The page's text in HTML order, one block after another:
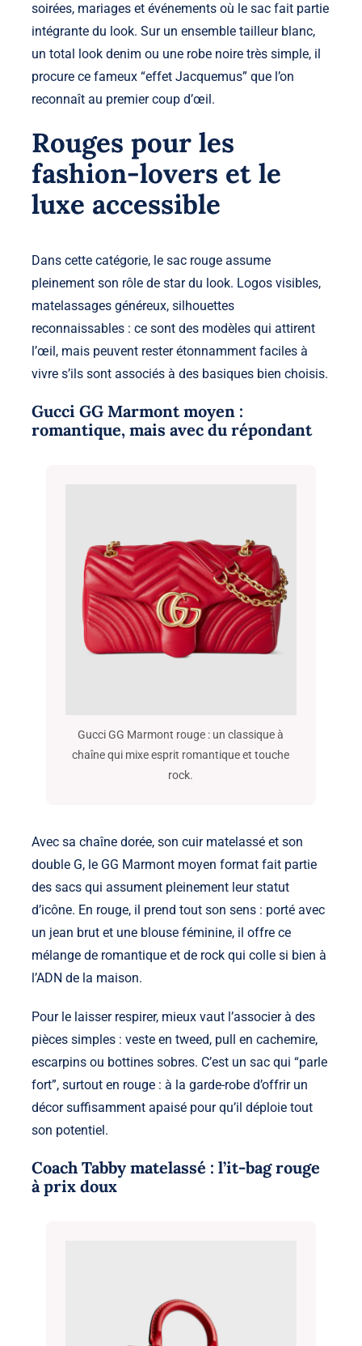
soirées, mariages et événements où le sac fait partie
intégrante du look. Sur un ensemble tailleur blanc,
un total look denim ou une robe noire très simple, il
procure ce fameux “effet Jacquemus” que l’on
reconnaît au premier coup d’œil.
Rouges pour les
fashion-lovers et le
luxe accessible
Dans cette catégorie, le sac rouge assume
pleinement son rôle de star du look. Logos visibles,
matelassages généreux, silhouettes
reconnaissables : ce sont des modèles qui attirent
l’œil, mais peuvent rester étonnamment faciles à
vivre s’ils sont associés à des basiques bien choisis.
Gucci GG Marmont moyen :
romantique, mais avec du répondant
Gucci GG Marmont rouge : un classique à
chaîne qui mixe esprit romantique et touche
rock.
Avec sa chaîne dorée, son cuir matelassé et son
double G, le GG Marmont moyen format fait partie
des sacs qui assument pleinement leur statut
d’icône. En rouge, il prend tout son sens : porté avec
un jean brut et une blouse féminine, il offre ce
mélange de romantique et de rock qui colle si bien à
l’ADN de la maison.
Pour le laisser respirer, mieux vaut l’associer à des
pièces simples : veste en tweed, pull en cachemire,
escarpins ou bottines sobres. C’est un sac qui “parle
fort”, surtout en rouge : à la garde-robe d’offrir un
décor suffisamment apaisé pour qu’il déploie tout
son potentiel.
Coach Tabby matelassé : l’it-bag rouge
à prix doux